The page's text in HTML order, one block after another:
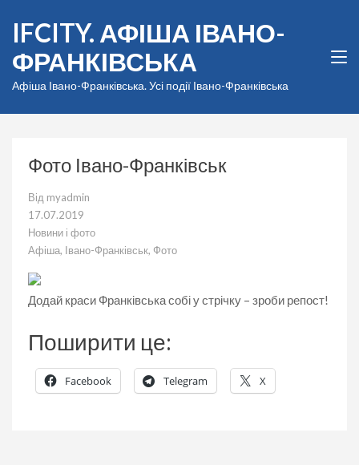
вмісту
(натисніть
Enter)
IFCITY. АФІША ІВАНО-
ФРАНКІВСЬКА
Афіша Івано-Франківська. Усі події Івано-Франківська
Фото Івано-Франківськ
Від myadmin
17.07.2019
Новини і фото
Афіша, Івано-Франківськ, Фото
Додай краси Франківська собі у стрічку – зроби репост!
Поширити це:
Facebook Telegram X